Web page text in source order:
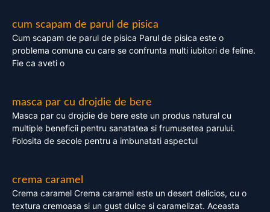
cum scapam de parul de pisica
Cum scapam de parul de pisica Parul de pisica este o
problema comuna cu care se confrunta multi iubitori de feline.
Fie ca aveti o
masca par cu drojdie de bere
Masca par cu drojdie de bere este un produs natural cu
multiple beneficii pentru sanatatea si frumusetea parului.
Folosita de secole pentru a imbunatati aspectul
crema caramel
Crema caramel Crema caramel este un desert delicios, cu o
textura cremoasa si un gust dulce si caramelizat. Aceasta